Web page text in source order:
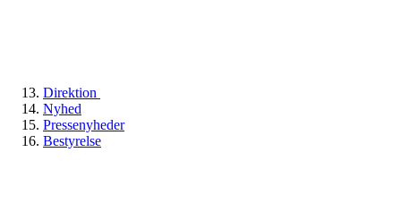
Direktion
Nyhed
Pressenyheder
Bestyrelse